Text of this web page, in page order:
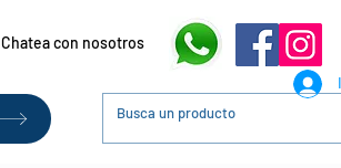
Chatea con nosotros